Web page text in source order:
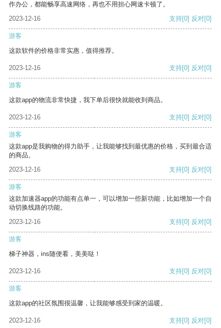
作办公，都能畅享高速网络，再也不用担心网速卡顿了。
2023-12-16
支持[0] 反对[0]
游客
这款软件的价格非常实惠，值得推荐。
2023-12-16 支持[0] 反对[0]
游客
这款app的物流非常快捷，我下单后很快就能收到商品。
2023-12-16 支持[0] 反对[0]
游客
这款app是我购物的得力助手，让我能够找到最优惠的价格，买到最合适
的商品。
2023-12-16
支持[0] 反对[0]
游客
这款加速器app的功能有点单一，可以增加一些新功能，比如增加一个自
动切换线路的功能。
2023-12-16
支持[0] 反对[0]
游客
梯子神器，ins随便看，美美哒！
2023-12-16 支持[0] 反对[0]
游客
这款app的社区氛围很温馨，让我能够感受到家的温暖。
2023-12-16 支持[0] 反对[0]